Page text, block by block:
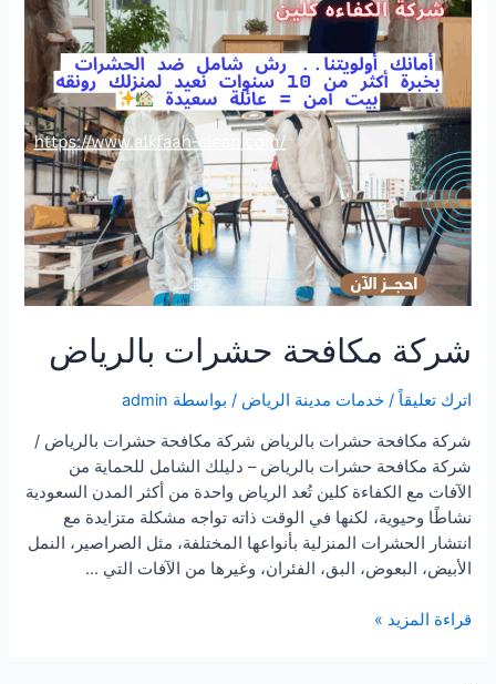
شركة مكافحة حشرات بالرياض
اترك تعليقاً /خدمات مدينة الرياض / بواسطة admin
شركة مكافحة حشرات بالرياض شركة مكافحة حشرات بالرياض /
شركة مكافحة حشرات بالرياض – دليلك الشامل للحماية من
الآفات مع الكفاءة كلين تُعد الرياض واحدة من أكثر المدن السعودية
نشاطًا وحيوية، لكنها في الوقت ذاته تواجه مشكلة متزايدة مع
انتشار الحشرات المنزلية بأنواعها المختلفة، مثل الصراصير، النمل
الأبيض، البعوض، البق، الفئران، وغيرها من الآفات التي …
شركة
قراءة المزيد »